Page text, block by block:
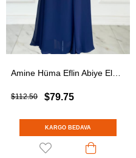
$79.75
$112.50
KARGO BEDAVA